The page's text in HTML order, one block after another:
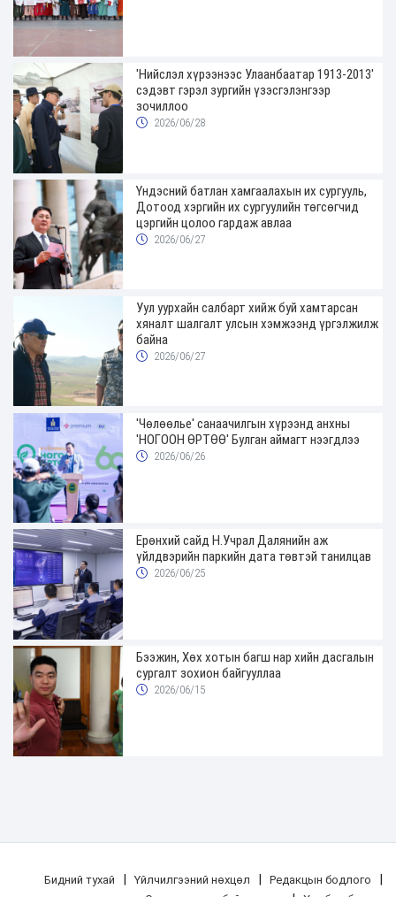
'Нийслэл хүрээнээс Улаанбаатар 1913-2013'
сэдэвт гэрэл зургийн үзэсгэлэнгээр
зочиллоо
2026/06/28
Үндэсний батлан хамгаалахын их сургууль,
Дотоод хэргийн их сургуулийн төгсөгчид
цэргийн цолоо гардаж авлаа
2026/06/27
Уул уурхайн салбарт хийж буй хамтарсан
хяналт шалгалт улсын хэмжээнд үргэлжилж
байна
2026/06/27
'Чөлөөлье' санаачилгын хүрээнд анхны
'НОГООН ӨРТӨӨ' Булган аймагт нээгдлээ
2026/06/26
Ерөнхий сайд Н.Учрал Далянийн аж
үйлдвэрийн паркийн дата төвтэй танилцав
2026/06/25
Бээжин, Хөх хотын багш нар хийн дасгалын
сургалт зохион байгууллаа
2026/06/15
Бидний тухай | Үйлчилгээний нөхцөл | Редакцын бодлого |